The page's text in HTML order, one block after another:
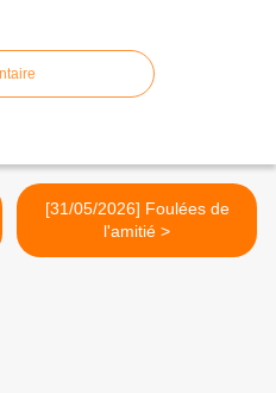
[31/05/2026] Foulées de
l'amitié >